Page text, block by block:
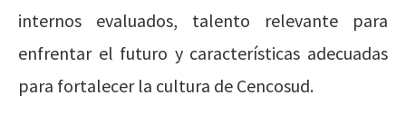
internos evaluados, talento relevante para
enfrentar el futuro y características adecuadas
para fortalecer la cultura de Cencosud.